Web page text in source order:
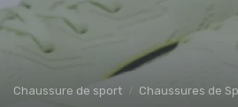
Chaussure de sport Chaussures de Sport